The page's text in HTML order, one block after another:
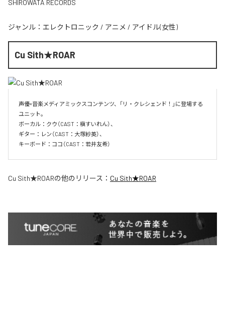
SHIROWATA RECORDS
ジャンル： エレクトロニック / アニメ / アイドル(女性)
Cu Sith★ROAR
声優×音楽メディアミックスコンテンツ、「リ・クレシェンド！」に登場する
ユニット。
ボーカル：クウ（CAST：槇すいれん）、
ギター：レン（CAST：大塚紗英）、
キーボード：ココ（CAST：若井友希）
Cu Sith★ROARの他のリリース： Cu Sith★ROAR